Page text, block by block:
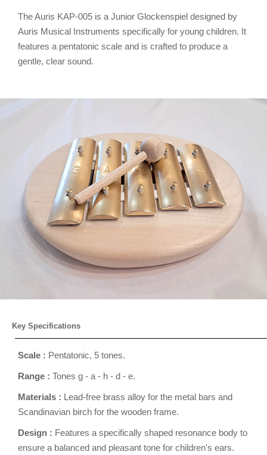
The Auris KAP-005 is a Junior Glockenspiel designed by
Auris Musical Instruments specifically for young children. It
features a pentatonic scale and is crafted to produce a
gentle, clear sound.
Key Specifications
Scale : Pentatonic, 5 tones.
Range : Tones g - a - h - d - e.
Materials : Lead-free brass alloy for the metal bars and
Scandinavian birch for the wooden frame.
Design : Features a specifically shaped resonance body to
ensure a balanced and pleasant tone for children's ears.